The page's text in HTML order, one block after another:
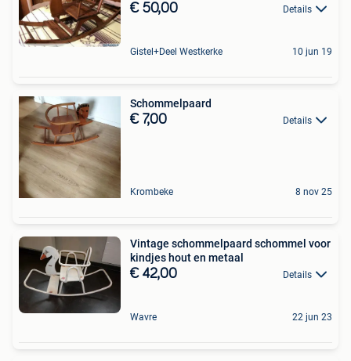
€ 50,00 Details
Gistel+Deel Westkerke 10 jun 19
Schommelpaard
€ 7,00 Details
Krombeke 8 nov 25
Vintage schommelpaard schommel voor
kindjes hout en metaal
€ 42,00 Details
Wavre 22 jun 23